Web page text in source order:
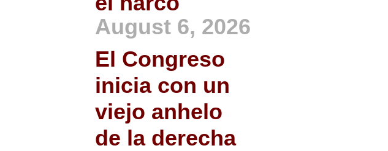
August 6, 2026
El Congreso
inicia con un
viejo anhelo
de la derecha